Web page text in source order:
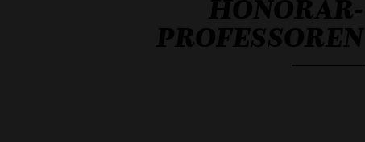
HONORAR­
PROFESSOREN